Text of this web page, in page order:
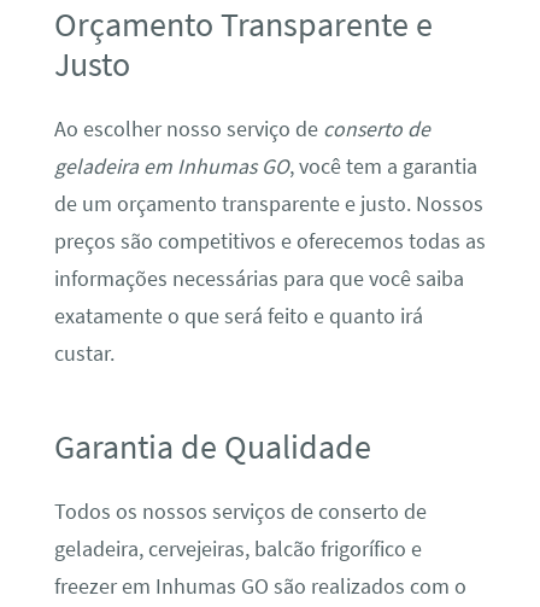
Orçamento Transparente e
Justo
Ao escolher nosso serviço de conserto de
geladeira em Inhumas GO, você tem a garantia
de um orçamento transparente e justo. Nossos
preços são competitivos e oferecemos todas as
informações necessárias para que você saiba
exatamente o que será feito e quanto irá
custar.
Garantia de Qualidade
Todos os nossos serviços de conserto de
geladeira, cervejeiras, balcão frigorífico e
freezer em Inhumas GO são realizados com o